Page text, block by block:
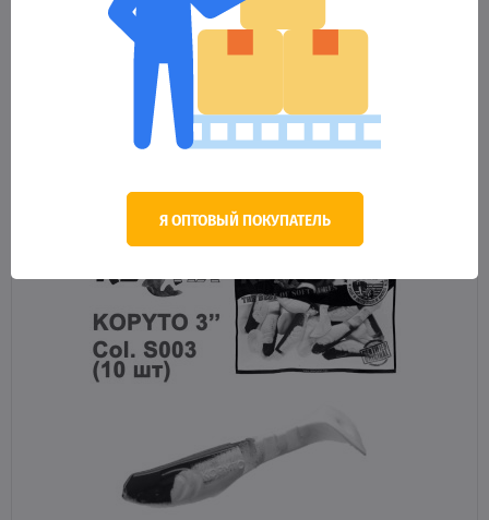
Силикон Relax Kopyto 3 col.S002 R (10шт)
НЕТ НА СКЛАДЕ
Я ОПТОВЫЙ ПОКУПАТЕЛЬ